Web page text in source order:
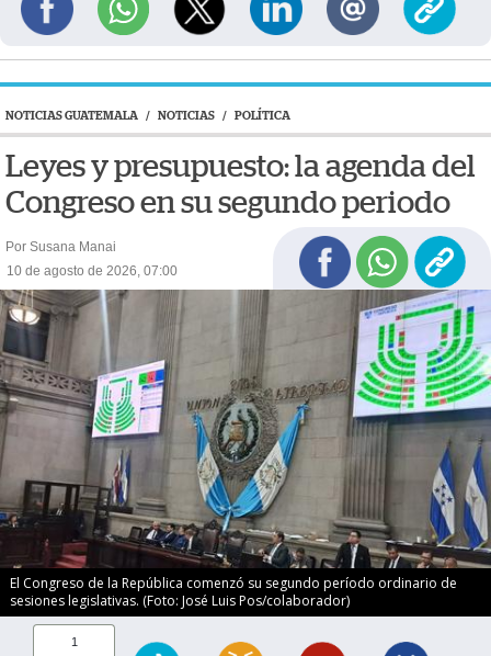
NOTICIAS GUATEMALA / NOTICIAS / POLÍTICA
Leyes y presupuesto: la agenda del
Congreso en su segundo periodo
Por Susana Manai
10 de agosto de 2026, 07:00
El Congreso de la República comenzó su segundo período ordinario de
sesiones legislativas. (Foto: José Luis Pos/colaborador)
1